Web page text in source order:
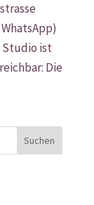
WhatsApp)
Studio ist
Die
Suchen